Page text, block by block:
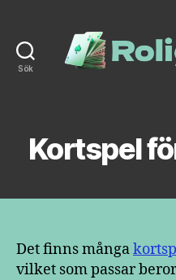
Sök
Kortspel
Det finns många
vilket som passar